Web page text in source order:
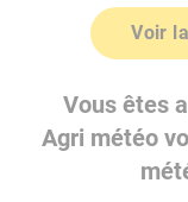
Voir
Vous êtes
Agri météo